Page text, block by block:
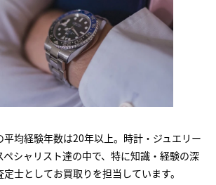
平均経験年数は20年以上。時計・ジュエリー
シャリスト達の中で、特に知識・経験の深
士としてお買取りを担当しています。